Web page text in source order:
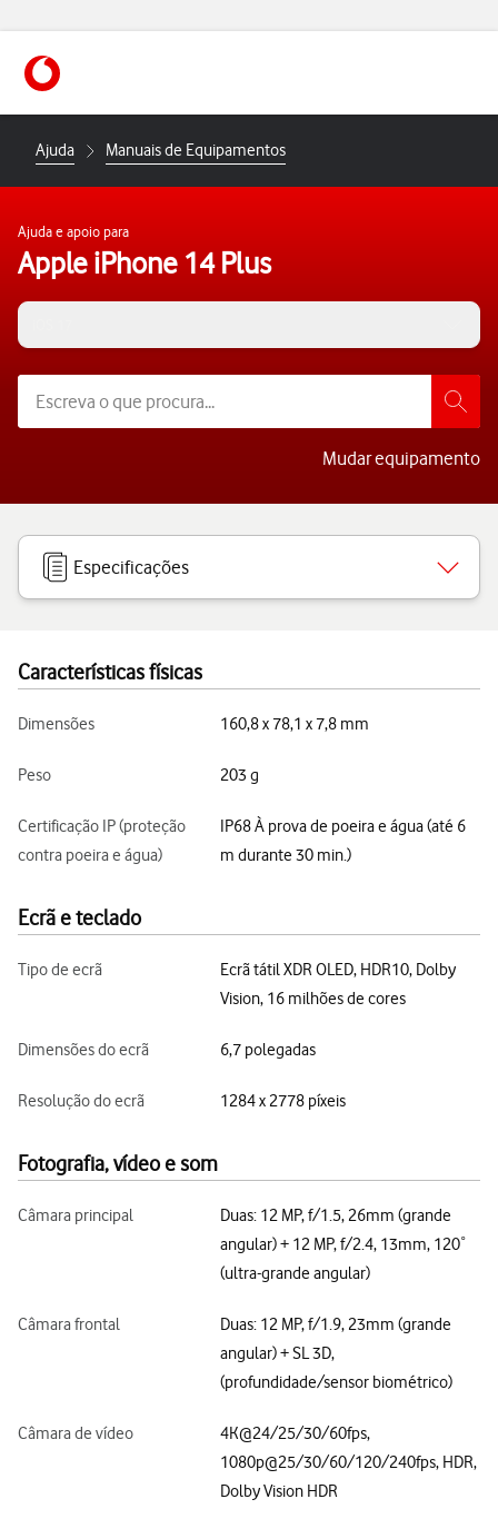
https://www.vodafone.pt
Ajuda Manuais de Equipamentos
Ajuda e apoio para
Apple iPhone 14 Plus
Mudar equipamento
Especificações
Características físicas
Dimensões 160,8 x 78,1 x 7,8 mm
Peso 203 g
Certificação IP (proteção
contra poeira e água)
IP68 À prova de poeira e água (até 6
m durante 30 min.)
Ecrã e teclado
Tipo de ecrã
Ecrã tátil XDR OLED, HDR10, Dolby
Vision, 16 milhões de cores
Dimensões do ecrã 6,7 polegadas
Resolução do ecrã 1284 x 2778 píxeis
Fotografia, vídeo e som
Câmara principal
Duas: 12 MP, f/1.5, 26mm (grande
angular) + 12 MP, f/2.4, 13mm, 120˚
(ultra-grande angular)
Câmara frontal
Duas: 12 MP, f/1.9, 23mm (grande
angular) + SL 3D,
(profundidade/sensor biométrico)
Câmara de vídeo
4K@24/25/30/60fps,
1080p@25/30/60/120/240fps, HDR,
Dolby Vision HDR